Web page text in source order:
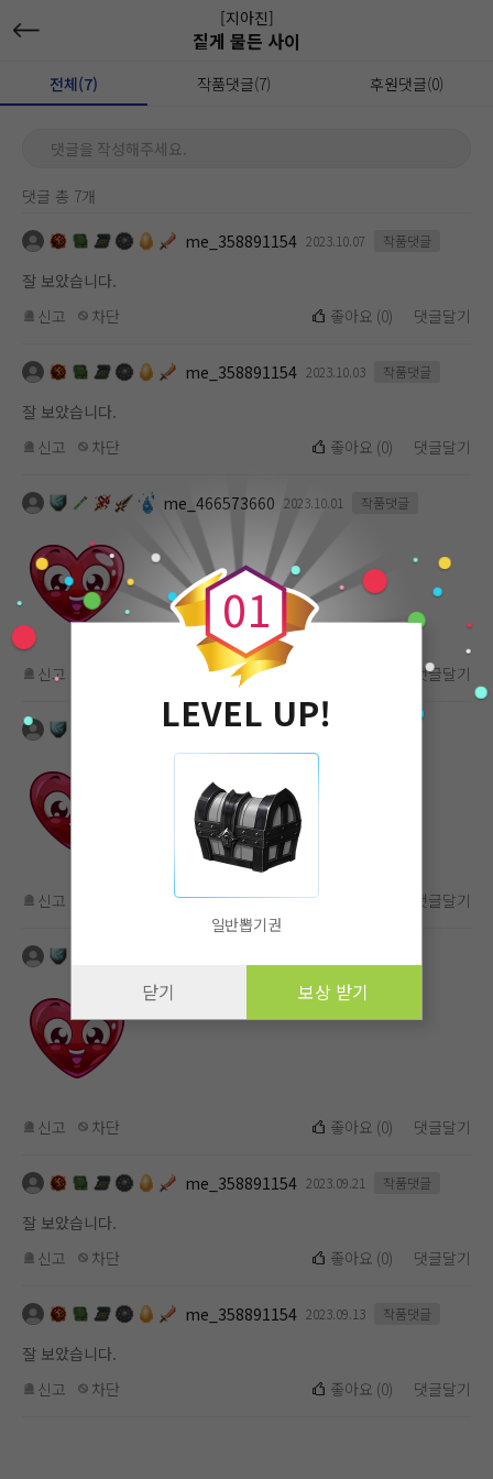
[지아진]
짙게 물든 사이
전체(7) 작품댓글(7) 후원댓글(0)
댓글을 작성해주세요.
댓글 총 7개
me_358891154 2023.10.07 작품댓글
잘 보았습니다.
신고
차단 좋아요 (0) 댓글달기
me_358891154 2023.10.03 작품댓글
잘 보았습니다.
신고
차단 좋아요 (0) 댓글달기
me_466573660 2023.10.01 작품댓글
신고 댓글달기
me_466573660 2023.10.01
신고 댓글달기
신고 차단 좋아요 (0) 댓글달기
me_358891154 2023.09.21 작품댓글
잘 보았습니다.
신고
차단 좋아요 (0) 댓글달기
me_358891154 2023.09.13 작품댓글
잘 보았습니다.
신고
차단 좋아요 (0) 댓글달기
0
0
1
LEVEL UP!
일반뽑기권
닫기 보상 받기